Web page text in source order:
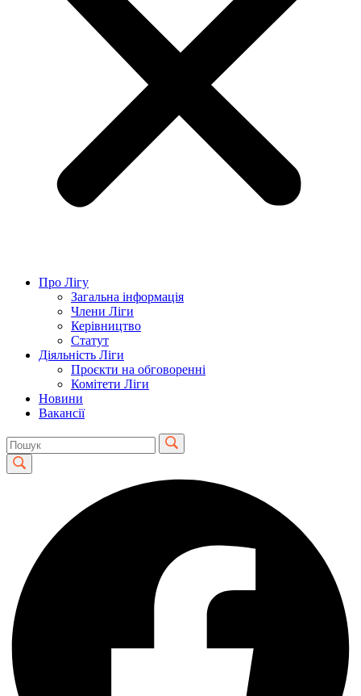
Про Лігу
Загальна інформація
Члени Ліги
Керівництво
Статут
Діяльність Ліги
Проєкти на обговоренні
Комітети Ліги
Новини
Вакансії